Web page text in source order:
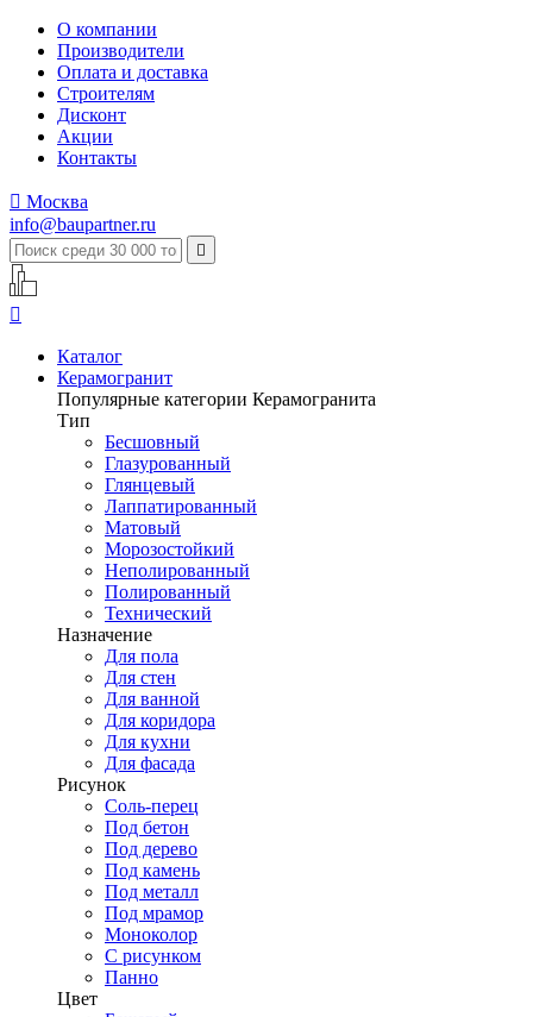
О компании
Производители
Оплата и доставка
Строителям
Дисконт
Акции
Контакты
 Москва
info@baupartner.ru


Каталог
Керамогранит
Популярные категории Керамогранита
Тип
Бесшовный
Глазурованный
Глянцевый
Лаппатированный
Матовый
Морозостойкий
Неполированный
Полированный
Технический
Назначение
Для пола
Для стен
Для ванной
Для коридора
Для кухни
Для фасада
Рисунок
Соль-перец
Под бетон
Под дерево
Под камень
Под металл
Под мрамор
Моноколор
С рисунком
Панно
Цвет